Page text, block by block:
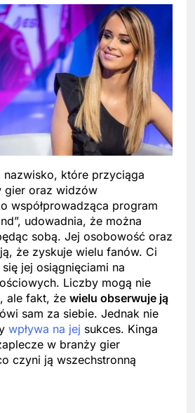
nazwisko, które przyciąga
gier oraz widzów
współprowadząca program
udowadnia, że można
sobą. Jej osobowość oraz
że zyskuje wielu fanów. Ci
jej osiągnięciami na
Liczby mogą nie
ale fakt, że wielu obserwuje ją
sam za siebie. Jednak nie
wpływa na jej sukces. Kinga
w branży gier
czyni ją wszechstronną